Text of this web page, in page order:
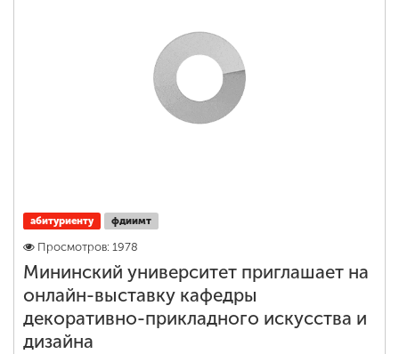
абитуриенту фдиимт
Просмотров: 1978
Мининский университет приглашает на
онлайн-выставку кафедры
декоративно-прикладного искусства и
дизайна